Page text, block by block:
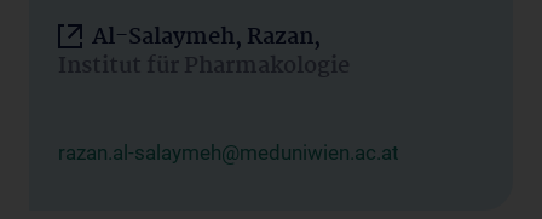
Al-Salaymeh, Razan,
Institut für Pharmakologie
razan.al-salaymeh@meduniwien.ac.at